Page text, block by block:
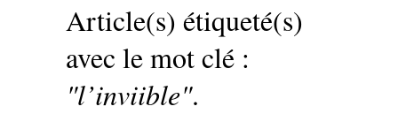
Article(s) étiqueté(s)
avec le mot clé :
"l’inviible".